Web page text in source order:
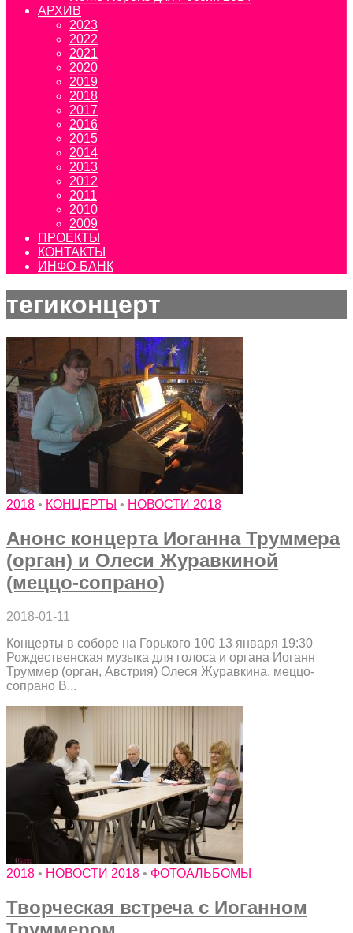
АРХИВ
2023
2022
2021
2020
2019
2018
2017
2016
2015
2014
2013
2012
2011
2010
2009
ПРОЕКТЫ
КОНТАКТЫ
ИНФО-БАНК
тегиконцерт
2018 • КОНЦЕРТЫ • НОВОСТИ 2018
Анонс концерта Иоганна Труммера
(орган) и Олеси Журавкиной
(меццо-сопрано)
2018-01-11
Концерты в соборе на Горького 100 13 января 19:30
Рождественская музыка для голоса и органа Иоганн
Труммер (орган, Австрия) Олеся Журавкина, меццо-
сопрано В...
2018 • НОВОСТИ 2018 • ФОТОАЛЬБОМЫ
Творческая встреча с Иоганном